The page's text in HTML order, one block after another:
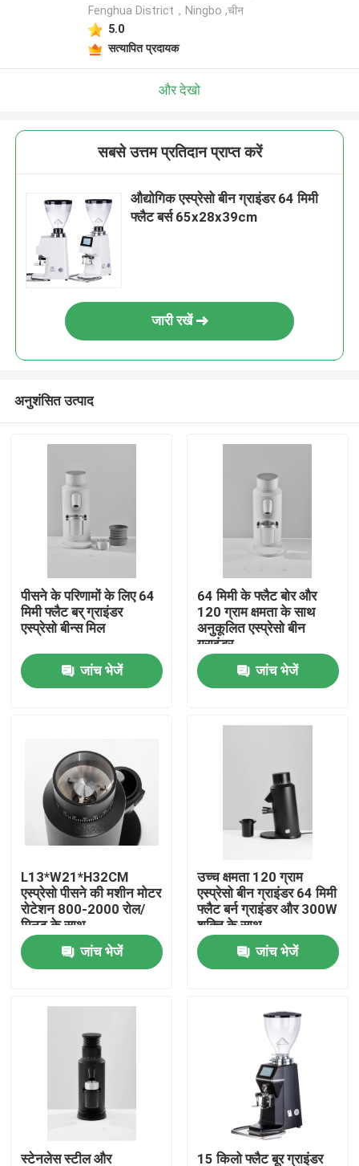
वीआर दिखाएँ
कारखाना भ्रमण
गुणवत्ता नियंत्रण
संपर्क करें
कॉफी बीन ग्राइंडर
गड़गड़ाहट कॉफी की चक्की
Fenghua District，Ningbo ,चीन
5.0
सत्यापित प्रदायक
और देखो
सबसे उत्तम प्रतिदान प्राप्त करें
औद्योगिक एस्प्रेसो बीन ग्राइंडर 64 मिमी
फ्लैट बर्स 65x28x39cm
जारी रखें
अनुशंसित उत्पाद
पीसने के परिणामों के लिए 64
मिमी फ्लैट बर् ग्राइंडर
एस्प्रेसो बीन्स मिल
जांच भेजें
64 मिमी के फ्लैट बोर और
120 ग्राम क्षमता के साथ
अनुकूलित एस्प्रेसो बीन
ग्राइंडर
जांच भेजें
L13*W21*H32CM
एस्प्रेसो पीसने की मशीन मोटर
रोटेशन 800-2000 रोल/
मिनट के साथ
जांच भेजें
उच्च क्षमता 120 ग्राम
एस्प्रेसो बीन ग्राइंडर 64 मिमी
फ्लैट बर्न ग्राइंडर और 300W
शक्ति के साथ
जांच भेजें
स्टेनलेस स्टील और 15 किलो फ्लैट बूर ग्राइंडर